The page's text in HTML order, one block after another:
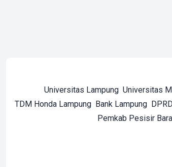
Universitas Lampung Universitas
TDM Honda Lampung Bank Lampung
Pemkab Pesisir